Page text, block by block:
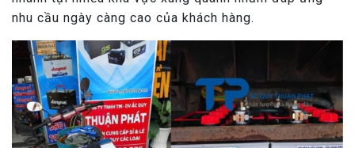
nhu cầu ngày càng cao của khách hàng.